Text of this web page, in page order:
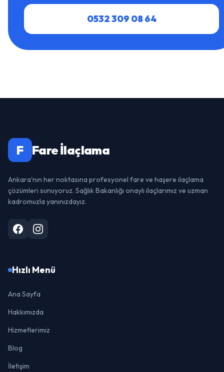
0532 309 08 64
F Fare İlaçlama
Ankara'nın her noktasına profesyonel fare ve haşere ilaçlama
çözümleri sunuyoruz. Sağlık Bakanlığı onaylı ilaçlarımız ve uzman
kadromuzla yanınızdayız.
Hızlı Menü
Ana Sayfa
Hakkımızda
Hizmetlerimiz
Blog
İletişim